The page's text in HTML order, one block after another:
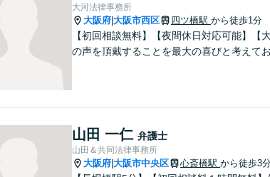
大河法律事務所
大阪府 大阪市西区 四ツ橋駅 から徒歩1分
【初回相談無料】【夜間休日対応可能】【
の声を頂戴することを最大の喜びと考えてお
山田 一仁 弁護士
山田＆共同法律事務所
大阪府 大阪市中央区 心斎橋駅 から徒歩3